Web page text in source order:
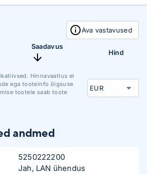
Ava vastavused
Saadavus
Hind
Hinnavaatlus ei
ega tooteinfo õigsuse
tootele saab toote
andmed
5250222200
Jah, LAN ühendus